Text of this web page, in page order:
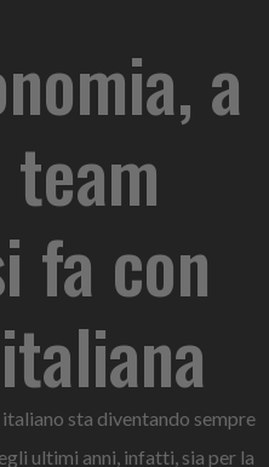
a
fa con
sta diventando sempre
ultimi anni, infatti, sia per la